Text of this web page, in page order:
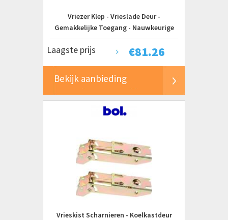
Vriezer Klep - Vrieslade Deur -
Gemakkelijke Toegang - Nauwkeurige
Pasvorm - Standaard Maat - Wit
€81.26
Laagste prijs
Bekijk aanbieding
Vrieskist Scharnieren - Koelkastdeur